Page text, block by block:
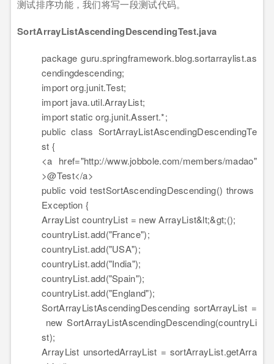
测试排序功能，我们将写一段测试代码。
SortArrayListAscendingDescendingTest.java
package guru.springframework.blog.sortarraylist.as
cendingdescending;
importorg.junit.Test;
importjava.util.ArrayList;
import static org.junit.Assert.*;
public class SortArrayListAscendingDescendingTe
st {
<a href="http://www.jobbole.com/members/madao"
>@Test</a>
public void testSortAscendingDescending() throws
Exception {
ArrayList countryList = newArrayList&lt;&gt;();
countryList.add("France");
countryList.add("USA");
countryList.add("India");
countryList.add("Spain");
countryList.add("England");
SortArrayListAscendingDescending sortArrayList =
new SortArrayListAscendingDescending(countryLi
st);
ArrayList unsortedArrayList = sortArrayList.getArra